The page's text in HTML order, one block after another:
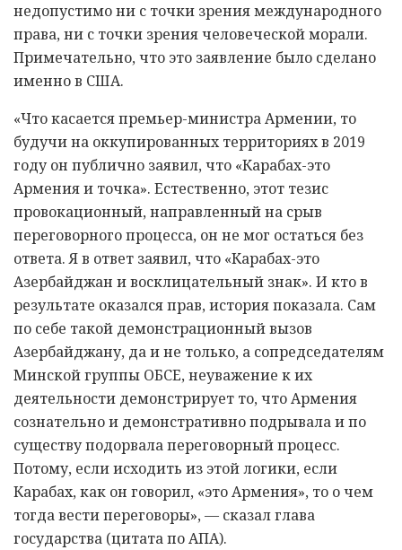
недопустимо ни с точки зрения международного
права, ни с точки зрения человеческой морали.
Примечательно, что это заявление было сделано
именно в США.
«Что касается премьер-министра Армении, то
будучи на оккупированных территориях в 2019
году он публично заявил, что «Карабах-это
Армения и точка». Естественно, этот тезис
провокационный, направленный на срыв
переговорного процесса, он не мог остаться без
ответа. Я в ответ заявил, что «Карабах-это
Азербайджан и восклицательный знак». И кто в
результате оказался прав, история показала. Сам
по себе такой демонстрационный вызов
Азербайджану, да и не только, а сопредседателям
Минской группы ОБСЕ, неуважение к их
деятельности демонстрирует то, что Армения
сознательно и демонстративно подрывала и по
существу подорвала переговорный процесс.
Потому, если исходить из этой логики, если
Карабах, как он говорил, «это Армения», то о чем
тогда вести переговоры», — сказал глава
государства (цитата по АПА).